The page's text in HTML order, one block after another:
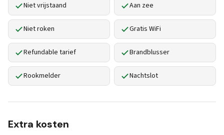
Niet vrijstaand Aan zee
Niet roken Gratis WiFi
Refundable tarief Brandblusser
Rookmelder Nachtslot
Extra kosten